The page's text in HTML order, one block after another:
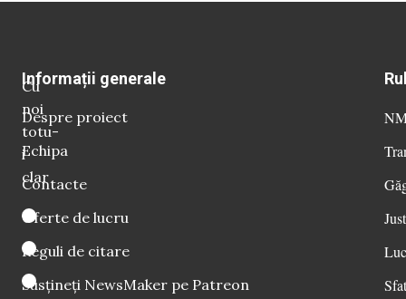
Cu
noi
totu-
i
clar
Informații generale
Despre proiect
Echipa
Contacte
Oferte de lucru
Reguli de citare
Susțineți NewsMaker pe Patreon